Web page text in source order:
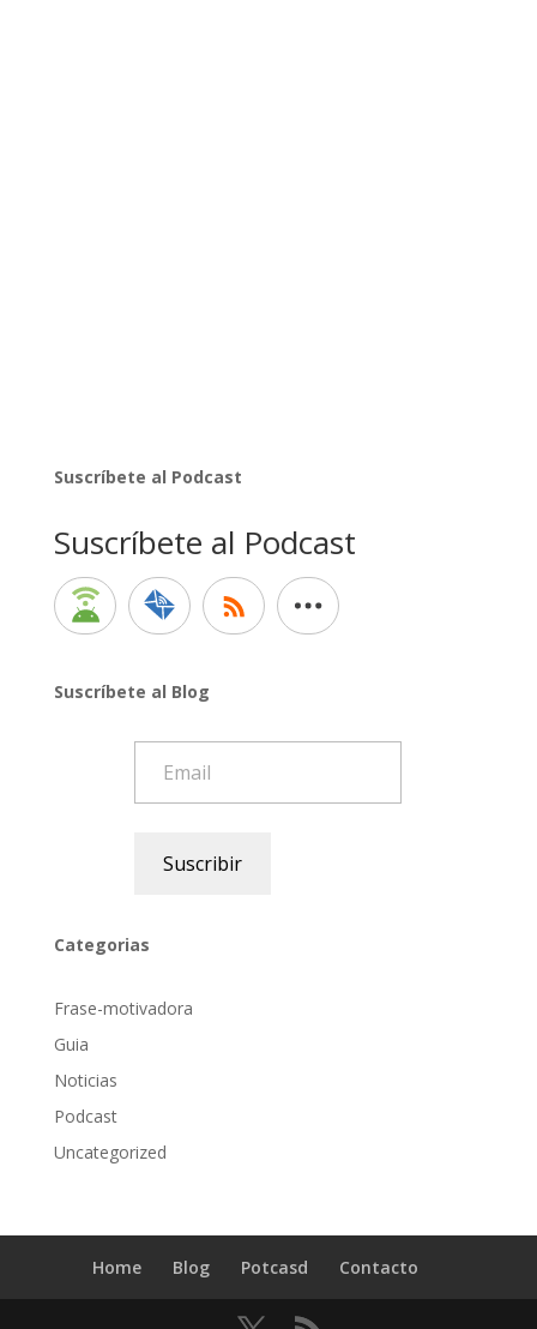
Suscríbete al Podcast
Suscríbete al Podcast
Suscríbete al Blog
Suscribir
Categorias
Frase-motivadora
Guia
Noticias
Podcast
Uncategorized
Home Blog Potcasd Contacto